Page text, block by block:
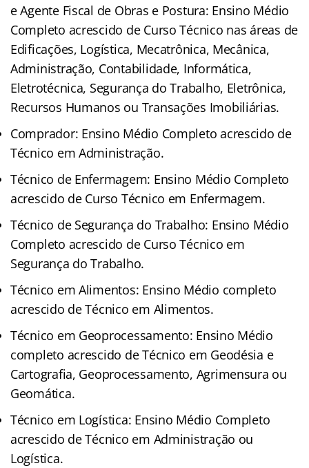
e Agente Fiscal de Obras e Postura: Ensino Médio
Completo acrescido de Curso Técnico nas áreas de
Edificações, Logística, Mecatrônica, Mecânica,
Administração, Contabilidade, Informática,
Eletrotécnica, Segurança do Trabalho, Eletrônica,
Recursos Humanos ou Transações Imobiliárias.
Comprador: Ensino Médio Completo acrescido de
Técnico em Administração.
Técnico de Enfermagem: Ensino Médio Completo
acrescido de Curso Técnico em Enfermagem.
Técnico de Segurança do Trabalho: Ensino Médio
Completo acrescido de Curso Técnico em
Segurança do Trabalho.
Técnico em Alimentos: Ensino Médio completo
acrescido de Técnico em Alimentos.
Técnico em Geoprocessamento: Ensino Médio
completo acrescido de Técnico em Geodésia e
Cartografia, Geoprocessamento, Agrimensura ou
Geomática.
Técnico em Logística: Ensino Médio Completo
acrescido de Técnico em Administração ou
Logística.